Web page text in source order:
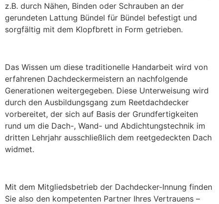
z.B. durch Nähen, Binden oder Schrauben an der
gerundeten Lattung Bündel für Bündel befestigt und
sorgfältig mit dem Klopfbrett in Form getrieben.
Das Wissen um diese traditionelle Handarbeit wird von
erfahrenen Dachdeckermeistern an nachfolgende
Generationen weitergegeben. Diese Unterweisung wird
durch den Ausbildungsgang zum Reetdachdecker
vorbereitet, der sich auf Basis der Grundfertigkeiten
rund um die Dach-, Wand- und Abdichtungstechnik im
dritten Lehrjahr ausschließlich dem reetgedeckten Dach
widmet.
Mit dem Mitgliedsbetrieb der Dachdecker-Innung finden
Sie also den kompetenten Partner Ihres Vertrauens –